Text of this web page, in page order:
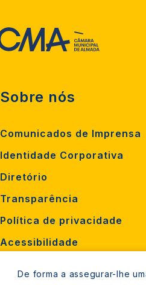
Sobre nós
Comunicados de Imprensa
Identidade Corporativa
Diretório
Transparência
Política de privacidade
Acessibilidade
De forma a assegurar-lhe